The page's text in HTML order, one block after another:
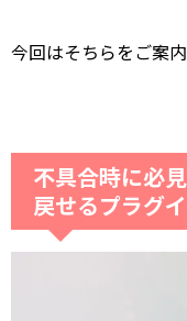
今回はそちらをご案
不具合時に必
戻せるプラグ